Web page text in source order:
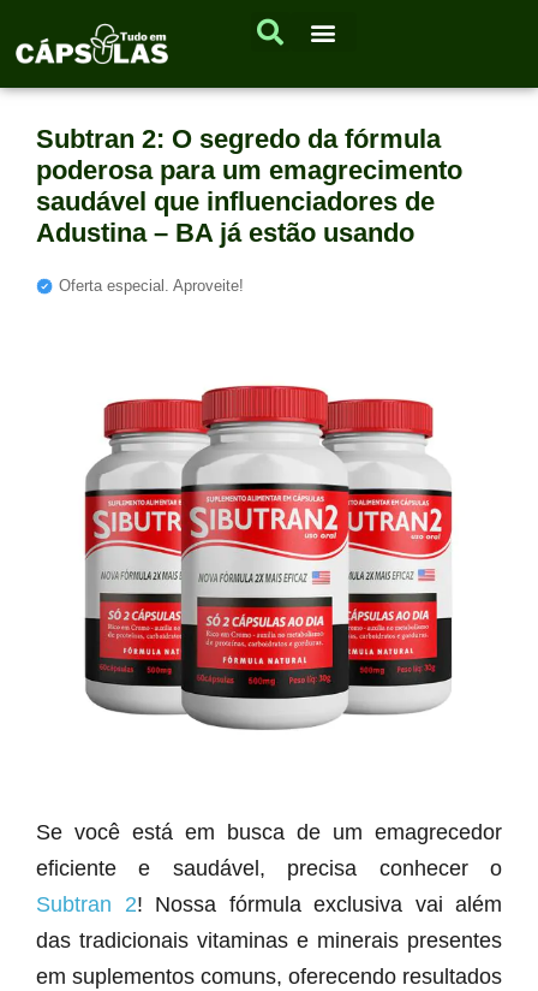
Subtran 2: O segredo da fórmula
poderosa para um emagrecimento
saudável que influenciadores de
Adustina – BA já estão usando
Oferta especial. Aproveite!
Se você está em busca de um emagrecedor
eficiente e saudável, precisa conhecer o
Subtran 2! Nossa fórmula exclusiva vai além
das tradicionais vitaminas e minerais presentes
em suplementos comuns, oferecendo resultados